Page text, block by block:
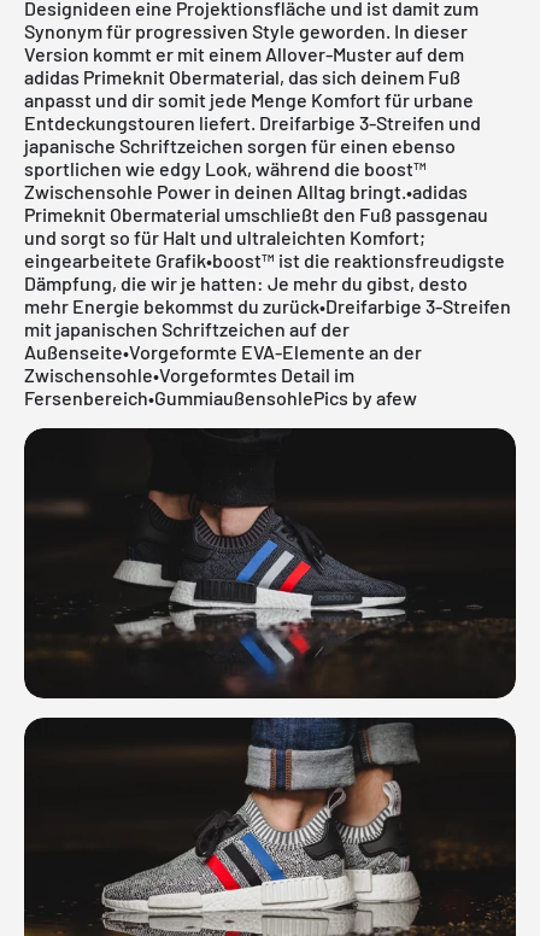
Designideen eine Projektionsfläche und ist damit zum
Synonym für progressiven Style geworden. In dieser
Version kommt er mit einem Allover-Muster auf dem
adidas Primeknit Obermaterial, das sich deinem Fuß
anpasst und dir somit jede Menge Komfort für urbane
Entdeckungstouren liefert. Dreifarbige 3-Streifen und
japanische Schriftzeichen sorgen für einen ebenso
sportlichen wie edgy Look, während die boost™
Zwischensohle Power in deinen Alltag bringt.•adidas
Primeknit Obermaterial umschließt den Fuß passgenau
und sorgt so für Halt und ultraleichten Komfort;
eingearbeitete Grafik•boost™ ist die reaktionsfreudigste
Dämpfung, die wir je hatten: Je mehr du gibst, desto
mehr Energie bekommst du zurück•Dreifarbige 3-Streifen
mit japanischen Schriftzeichen auf der
Außenseite•Vorgeformte EVA-Elemente an der
Zwischensohle•Vorgeformtes Detail im
Fersenbereich•GummiaußensohlePics by afew